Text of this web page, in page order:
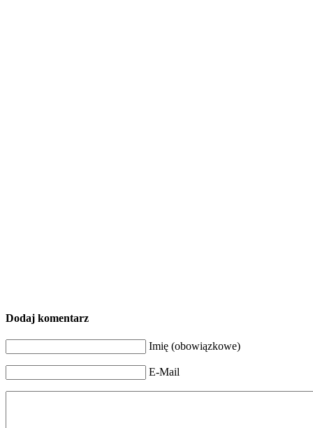
Dodaj komentarz
Imię (obowiązkowe)
E-Mail